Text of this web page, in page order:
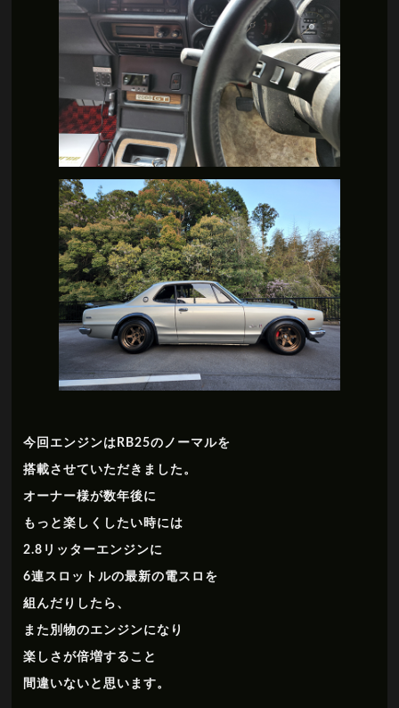
今回エンジンはRB25のノーマルを
搭載させていただきました。
オーナー様が数年後に
もっと楽しくしたい時には
2.8リッターエンジンに
6連スロットルの最新の電スロを
組んだりしたら、
また別物のエンジンになり
楽しさが倍増すること
間違いないと思います。